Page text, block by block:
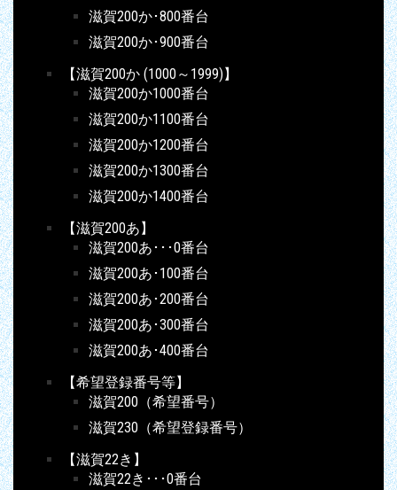
滋賀200か･800番台
滋賀200か･900番台
【滋賀200か (1000～1999)】
滋賀200か1000番台
滋賀200か1100番台
滋賀200か1200番台
滋賀200か1300番台
滋賀200か1400番台
【滋賀200あ】
滋賀200あ･･･0番台
滋賀200あ･100番台
滋賀200あ･200番台
滋賀200あ･300番台
滋賀200あ･400番台
【希望登録番号等】
滋賀200（希望番号）
滋賀230（希望登録番号）
【滋賀22き】
滋賀22き･･･0番台